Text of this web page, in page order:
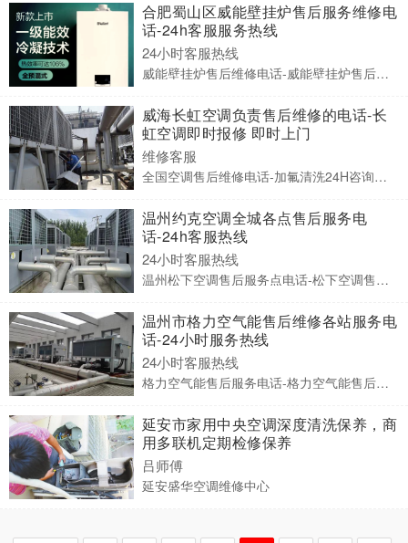
合肥蜀山区威能壁挂炉售后服务维修电
话-24h客服服务热线
24小时客服热线
威能壁挂炉售后维修电话-威能壁挂炉售后服务点电话
威海长虹空调负责售后维修的电话-长
虹空调即时报修 即时上门
维修客服
全国空调售后维修电话-加氟清洗24H咨询服务热线
温州约克空调全城各点售后服务电
话-24h客服热线
24小时客服热线
温州松下空调售后服务点电话-松下空调售后维修电话
温州市格力空气能售后维修各站服务电
话-24小时服务热线
24小时客服热线
格力空气能售后服务电话-格力空气能售后维修电话
延安市家用中央空调深度清洗保养，商
用多联机定期检修保养
吕师傅
延安盛华空调维修中心